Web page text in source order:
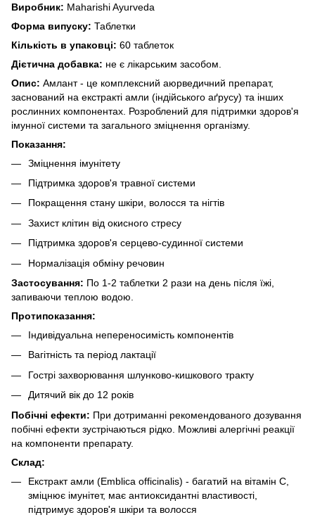
Виробник: Maharishi Ayurveda
Форма випуску: Таблетки
Кількість в упаковці: 60 таблеток
Дієтична добавка: не є лікарським засобом.
Опис: Амлант - це комплексний аюрведичний препарат,
заснований на екстракті амли (індійського аґрусу) та інших
рослинних компонентах. Розроблений для підтримки здоров'я
імунної системи та загального зміцнення організму.
Показання:
Зміцнення імунітету
Підтримка здоров'я травної системи
Покращення стану шкіри, волосся та нігтів
Захист клітин від окисного стресу
Підтримка здоров'я серцево-судинної системи
Нормалізація обміну речовин
Застосування: По 1-2 таблетки 2 рази на день після їжі,
запиваючи теплою водою.
Протипоказання:
Індивідуальна непереносимість компонентів
Вагітність та період лактації
Гострі захворювання шлунково-кишкового тракту
Дитячий вік до 12 років
Побічні ефекти: При дотриманні рекомендованого дозування
побічні ефекти зустрічаються рідко. Можливі алергічні реакції
на компоненти препарату.
Склад:
Екстракт амли (Emblica officinalis) - багатий на вітамін С,
зміцнює імунітет, має антиоксидантні властивості,
підтримує здоров'я шкіри та волосся